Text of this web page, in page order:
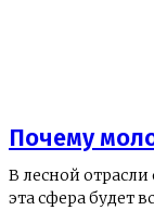
Почему
В лесной отрасли
эта сфера будет